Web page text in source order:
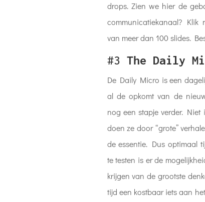
drops. Zien we hier de
communicatiekanaal? Klik
van meer dan 100 slides.
#3 The Daily
De Daily Micro is een
al de opkomt van de
nog een stapje verder.
doen ze door “grote”
de essentie. Dus optimaal
te testen is er de
krijgen van de grootste
tijd een kostbaar iets aan